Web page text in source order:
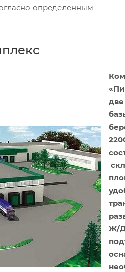
определенным
Ж/